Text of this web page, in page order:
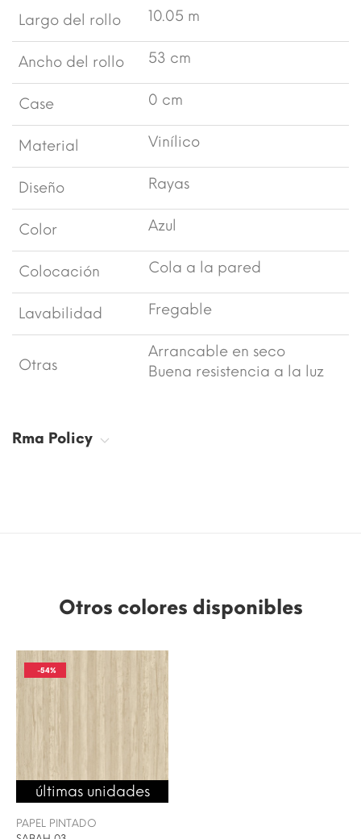
Largo del rollo 10.05 m
Ancho del rollo 53 cm
Case 0 cm
Material Vinílico
Diseño Rayas
Color Azul
Colocación Cola a la pared
Lavabilidad Fregable
Otras
Arrancable en seco
Buena resistencia a la luz
Rma Policy
Otros colores disponibles
últimas unidades
-54%
PAPEL PINTADO